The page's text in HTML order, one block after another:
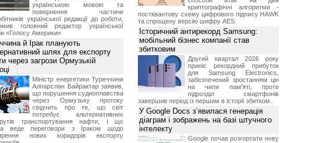
українською мовою та
повернення частини
української редакції до роботи,
головний редактор української
«Голосу Америки»
й Ірак планують
шлях для експорту
через загрози Ормузькій
Міністр енергетики Туреччини
Алпарслан Байрактар заявив,
що порушення судноплавства
через Ормузьку протоку
свідчить про те, що світ
потребує альтернативних
транспортування нафти, і що
веде переговори з Іраком щодо
нових коридорів експорту
криптографічні алгоритми -
постквантову схему цифрового підпису HAWK
та спрощену версію шифру AES.
Історичний антирекорд Samsung:
мобільний бізнес компанії став
збитковим
Другий квартал 2026 року
приніс рекордний прибуток
для Samsung Electronics,
забезпечений зростанням цін
на чипи пам'яті, проте
підрозділ смартфонів
завершив період із першим в історії збитком.
У Google Docs з’явилася генерація
діаграм і зображень на базі штучного
інтелекту
Google почав розгортати нову